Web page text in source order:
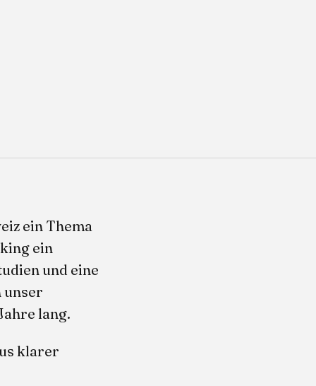
ein Thema
ein
und eine
unser
lang.
klarer